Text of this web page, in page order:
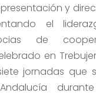
y
el
de
en
jornadas que